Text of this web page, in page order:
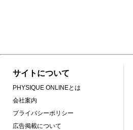
サイトについて
PHYSIQUE ONLINEとは
会社案内
プライバシーポリシー
広告掲載について